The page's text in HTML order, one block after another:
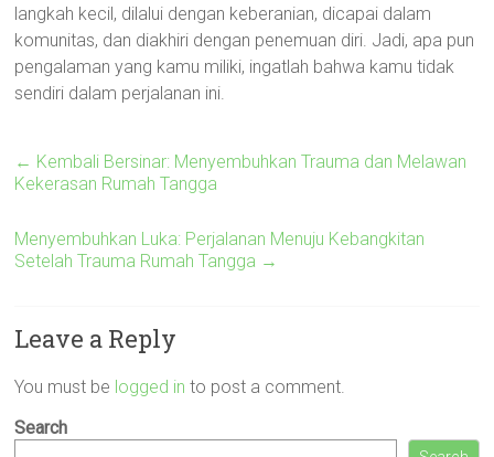
langkah kecil, dilalui dengan keberanian, dicapai dalam
komunitas, dan diakhiri dengan penemuan diri. Jadi, apa pun
pengalaman yang kamu miliki, ingatlah bahwa kamu tidak
sendiri dalam perjalanan ini.
← Kembali Bersinar: Menyembuhkan Trauma dan Melawan
Kekerasan Rumah Tangga
Menyembuhkan Luka: Perjalanan Menuju Kebangkitan
Setelah Trauma Rumah Tangga →
Leave a Reply
You must be logged in to post a comment.
Search